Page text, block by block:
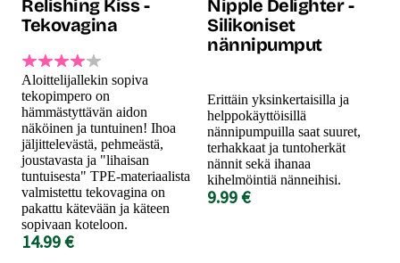
Relishing Kiss -
Tekovagina
Aloittelijallekin sopiva
tekopimpero on
hämmästyttävän aidon
näköinen ja tuntuinen! Ihoa
jäljittelevästä, pehmeästä,
joustavasta ja "lihaisan
tuntuisesta" TPE-materiaalista
valmistettu tekovagina on
pakattu kätevään ja käteen
sopivaan koteloon.
14.99 €
Nipple Delighter -
Silikoniset
nännipumput
Erittäin yksinkertaisilla ja
helppokäyttöisillä
nännipumpuilla saat suuret,
terhakkaat ja tuntoherkät
nännit sekä ihanaa
kihelmöintiä nänneihisi.
9.99 €